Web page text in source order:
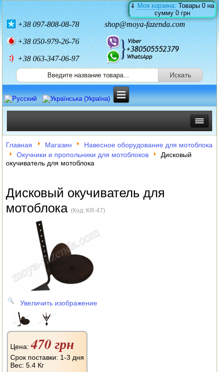
⇓Моя корзина:Товары0на
сумму0 грн
+38097-808-08-78 shop@moya-fazenda.com
+38050-979-26-76
+38 063-347-06-97
ИНКУБАТОРЫ
ЗЕРНОДРОБИЛКИ
СОЛОМОРЕЗКИ
АВТОКЛАВЫ
ДЛЯ ОГОРОДА
НАВЕСНОЕ ДЛЯ МОТОБЛОКОВ
СЕПАРАТОРЫ И МАСЛОБОЙКИ
СЫРОВАРНИ
ШИНКОВКИ
ДЛЯ ДОМА И САДА
ОБОГРЕВАТЕЛИ
Главная Магазин
Навесное оборудование для мотоблока
Окучники и пропольники для мотоблоков
Дисковый
окучиватель для мотоблока
Дисковый окучиватель для
мотоблока(Код: KR-47)
Увеличить изображение
Цена:470 грн
Срок поставки: 1-3 дня
Вес:5.4 Кг